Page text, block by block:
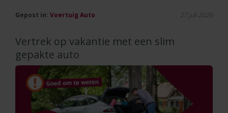
Gepost in: VoertuigAuto 27 juli 2026
Vertrek op vakantie met een slim
gepakte auto